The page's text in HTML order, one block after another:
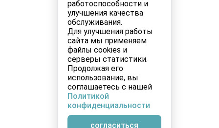
работоспособности и
улучшения качества
обслуживания.
Для улучшения работы
сайта мы применяем
файлы cookies и
серверы статистики.
Продолжая его
использование, вы
соглашаетесь с нашей
Политикой
конфиденциальности
согласиться